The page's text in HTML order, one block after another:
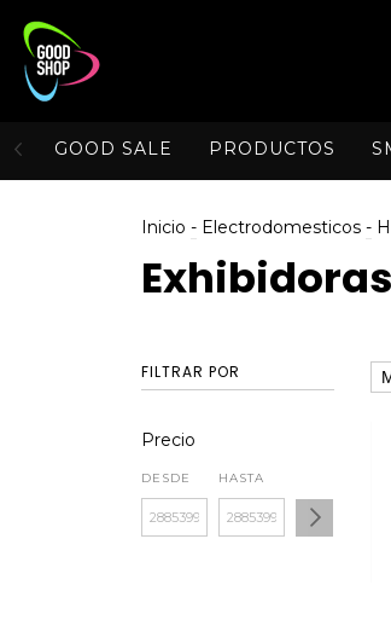
GOOD SALE PRODUCTOS
Inicio - Electrodomesticos -
Exhibidoras
FILTRAR POR
Precio
DESDE HASTA